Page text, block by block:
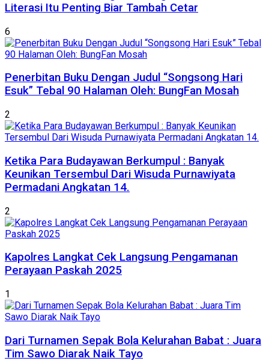
Literasi Itu Penting Biar Tambah Cetar
6
Penerbitan Buku Dengan Judul “Songsong Hari
Esuk” Tebal 90 Halaman Oleh: BungFan Mosah
2
Ketika Para Budayawan Berkumpul : Banyak
Keunikan Tersembul Dari Wisuda Purnawiyata
Permadani Angkatan 14.
2
Kapolres Langkat Cek Langsung Pengamanan
Perayaan Paskah 2025
1
Dari Turnamen Sepak Bola Kelurahan Babat : Juara
Tim Sawo Diarak Naik Tayo